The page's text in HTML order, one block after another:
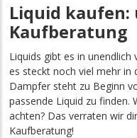
Liquid kaufen:
Kaufberatung
Liquids gibt es in unendlich
es steckt noch viel mehr in
Dampfer steht zu Beginn
passende Liquid zu finden.
achten? Das verraten wir
Kaufberatung!